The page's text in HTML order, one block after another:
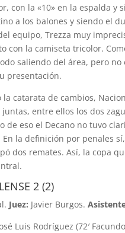
con la «10» en la espalda
a los balones y siendo el
equipo, Trezza muy
con la camiseta tricolor.
saliendo del área, pero
presentación.
la catarata de cambios,
entre ellos los dos
de eso el Decano no tuvo
la definición por penales
dos remates. Así, la copa
2 (2)
Juez: Javier Burgos.
Luis Rodríguez (72′